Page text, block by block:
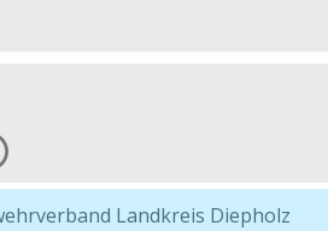
Landkreis Diepholz